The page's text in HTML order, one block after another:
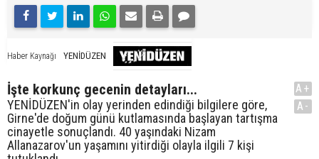
Haber Kaynağı YENİDÜZEN
İşte korkunç gecenin detayları...
YENİDÜZEN'in olay yerinden edindiği bilgilere göre,
Girne'de doğum günü kutlamasında başlayan tartışma
cinayetle sonuçlandı. 40 yaşındaki Nizam
Allanazarov'un yaşamını yitirdiği olayla ilgili 7 kişi
A+
A-